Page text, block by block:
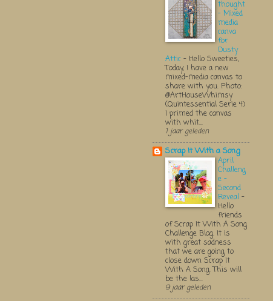
thought
- Mixed
media
canva
for
Dusty
Attic - Hello Sweeties,
Today, I have a new
mixed-media canvas to
share with you. Photo:
@ArtHouseWhimsy
(Quintessential Serie 4)
I primed the canvas
with whit...
1 jaar geleden
Scrap It With a Song
April
Challeng
e -
Second
Reveal -
Hello
friends
of Scrap It With A Song
Challenge Blog. It is
with great sadness
that we are going to
close down Scrap It
With A Song. This will
be the las...
9 jaar geleden